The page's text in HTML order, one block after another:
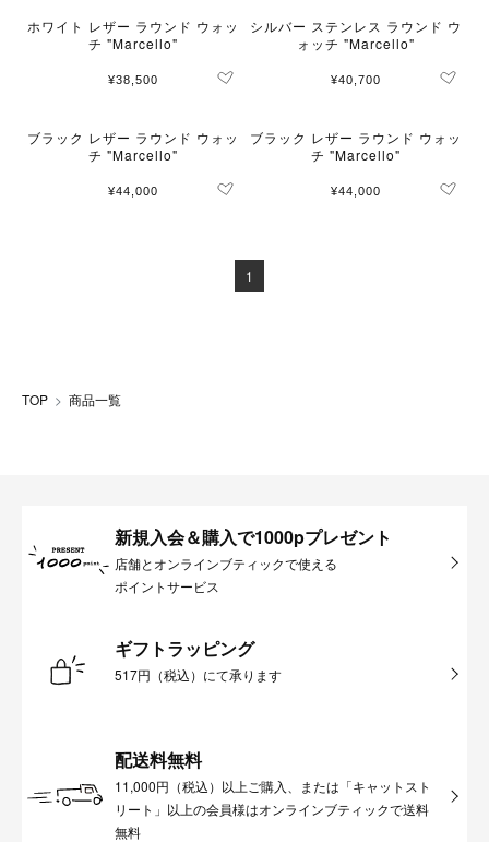
ホワイト レザー ラウンド ウォッ
チ "Marcello"
¥38,500
シルバー ステンレス ラウンド ウ
ォッチ "Marcello"
¥40,700
ブラック レザー ラウンド ウォッ
チ "Marcello"
¥44,000
ブラック レザー ラウンド ウォッ
チ "Marcello"
¥44,000
1
TOP 商品一覧
新規入会＆購入で1000pプレゼント
店舗とオンラインブティックで使える
ポイントサービス
ギフトラッピング
517円（税込）にて承ります
配送料無料
11,000円（税込）以上ご購入、または「キャットスト
リート」以上の会員様はオンラインブティックで送料
無料